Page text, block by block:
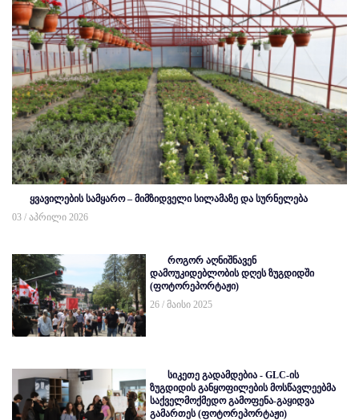
ყვავილების სამყარო – მიმზიდველი სილამაზე და სურნელება
03 / აპრილი 2026
როგორ აღნიშნავენ
დამოუკიდებლობის დღეს ზუგდიდში
(ფოტორეპორტაჟი)
26 / მაისი 2025
სიკეთე გადამდებია - GLC-ის
ზუგდიდის განყოფილების მოსწავლეებმა
საქველმოქმედო გამოფენა-გაყიდვა
გამართეს (ფოტორეპორტაჟი)